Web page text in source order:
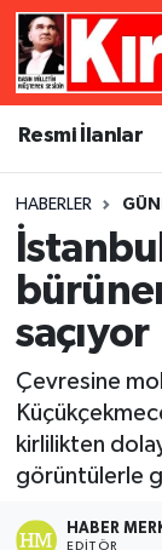
Resmi İlanlar
HABERLER
saçıyor
Çevresine
kirlilikten
görüntülerle
HABER
EDITÖR
Resmi
Gündem
Ekonomi
Siyaset
Spor
Asayiş
Dünya
Eğitim
Kültür
Magazin
Medya
Sağlık
Künye
Gizlilik
Merkez
Merkez
Süper
Tüm
Son
Haber